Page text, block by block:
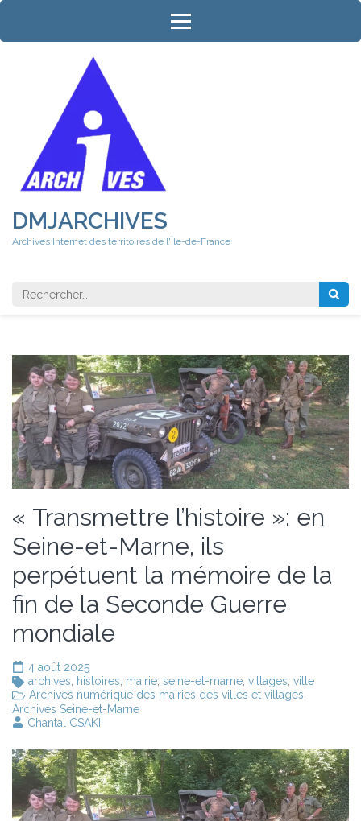
Aller
contenu
DMJARCHIVES
Archives Internet des territoires de l'Île-de-France
Rechercher
« Transmettre l’histoire »: en
Seine-et-Marne, ils
perpétuent la mémoire de la
fin de la Seconde Guerre
mondiale
4 août 2025
archives
histoires mairie seine-et-marne villages ville
Archives numérique des mairies des villes et villages
Archives Seine-et-Marne
Chantal CSAKI